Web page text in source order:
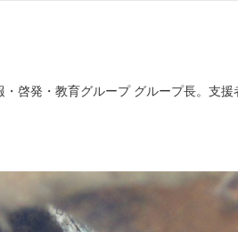
・啓発・教育グループ グループ長。支